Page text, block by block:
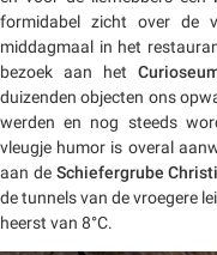
formidabel zicht over de
middagmaal in het
bezoek aan het
duizenden objecten ons
werden en nog steeds
vleugje humor is overal
aan de Schiefergrube
de tunnels van de vroegere
heerst van 8°C.